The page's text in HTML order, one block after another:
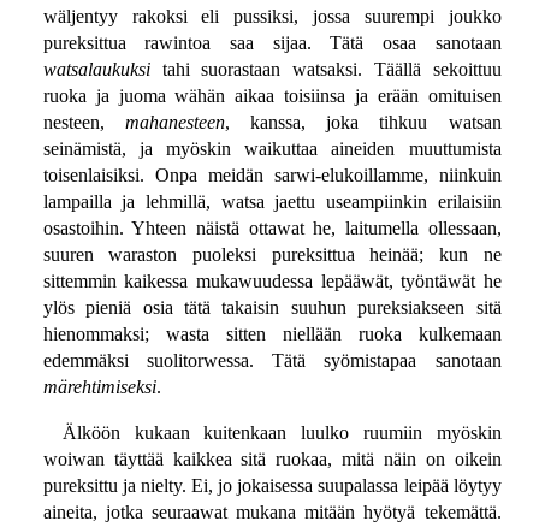
wäljentyy rakoksi eli pussiksi, jossa suurempi joukko
pureksittua rawintoa saa sijaa. Tätä osaa sanotaan
watsalaukuksitahi suorastaan watsaksi. Täällä sekoittuu
ruoka ja juoma wähän aikaa toisiinsa ja erään omituisen
nesteen, mahanesteen, kanssa, joka tihkuu watsan
seinämistä, ja myöskin waikuttaa aineiden muuttumista
toisenlaisiksi. Onpa meidän sarwi-elukoillamme, niinkuin
lampailla ja lehmillä, watsa jaettu useampiinkin erilaisiin
osastoihin. Yhteen näistä ottawat he, laitumella ollessaan,
suuren waraston puoleksi pureksittua heinää; kun ne
sittemmin kaikessa mukawuudessa lepääwät, työntäwät he
ylös pieniä osia tätä takaisin suuhun pureksiakseen sitä
hienommaksi; wasta sitten niellään ruoka kulkemaan
edemmäksi suolitorwessa. Tätä syömistapaa sanotaan
märehtimiseksi.
Älköön kukaan kuitenkaan luulko ruumiin myöskin
woiwan täyttää kaikkea sitä ruokaa, mitä näin on oikein
pureksittu ja nielty. Ei, jo jokaisessa suupalassa leipää löytyy
aineita, jotka seuraawat mukana mitään hyötyä tekemättä.